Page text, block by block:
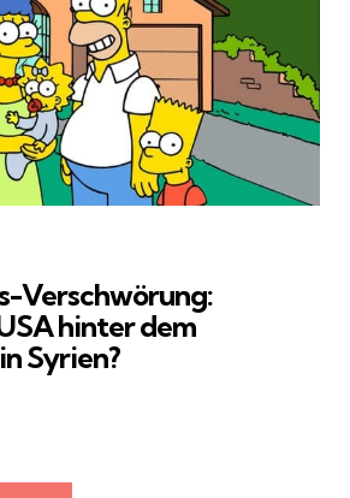
Verschwörung:
hinter dem
Syrien?